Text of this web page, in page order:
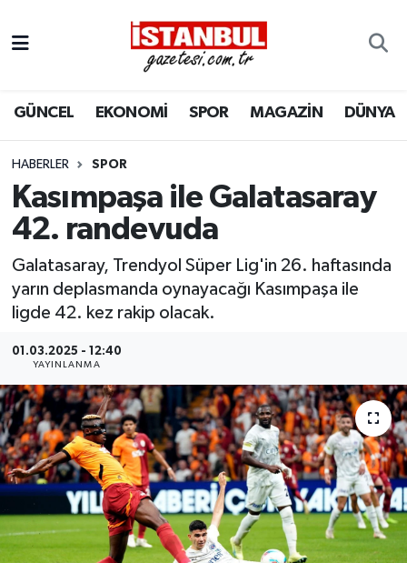
GÜNCEL EKONOMİ SPOR MAGAZİN DÜNYA
HABERLER SPOR
Kasımpaşa ile Galatasaray
42. randevuda
Galatasaray, Trendyol Süper Lig'in 26. haftasında
yarın deplasmanda oynayacağı Kasımpaşa ile
ligde 42. kez rakip olacak.
01.03.2025 - 12:40
YAYINLANMA
EKONOMİ
İSTANBUL
DÜNYA
MAGAZİN
KÜLTÜR SANAT
SAĞLIK
BİLİM VE TEKNOLOJİ
OTOMOBİL
KURUMSAL
Nöbetçi Eczaneler
Hava Durumu
Trafik Durumu
Süper Lig Puan Durumu ve Fikstür
Son Dakika Haberleri
Haber Arşivi